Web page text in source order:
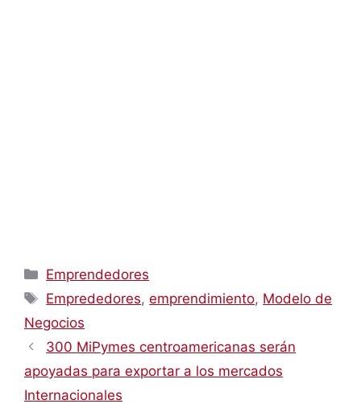
Categorías
Emprendedores
Etiquetas
Emprededores,emprendimiento, Modelo de
Negocios
300 MiPymes centroamericanas serán
apoyadas para exportar a los mercados
Internacionales